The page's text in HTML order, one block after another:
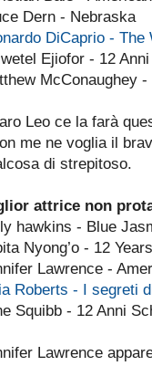
Dern - Nebraska
DiCaprio -
Ejiofor - 12
McConaughey
Leo ce la farà
me ne voglia il
di strepitoso.
attrice non
hawkins - Blue
Nyong’o - 12
Lawrence -
Roberts - I segreti
Squibb - 12 Anni
Lawrence